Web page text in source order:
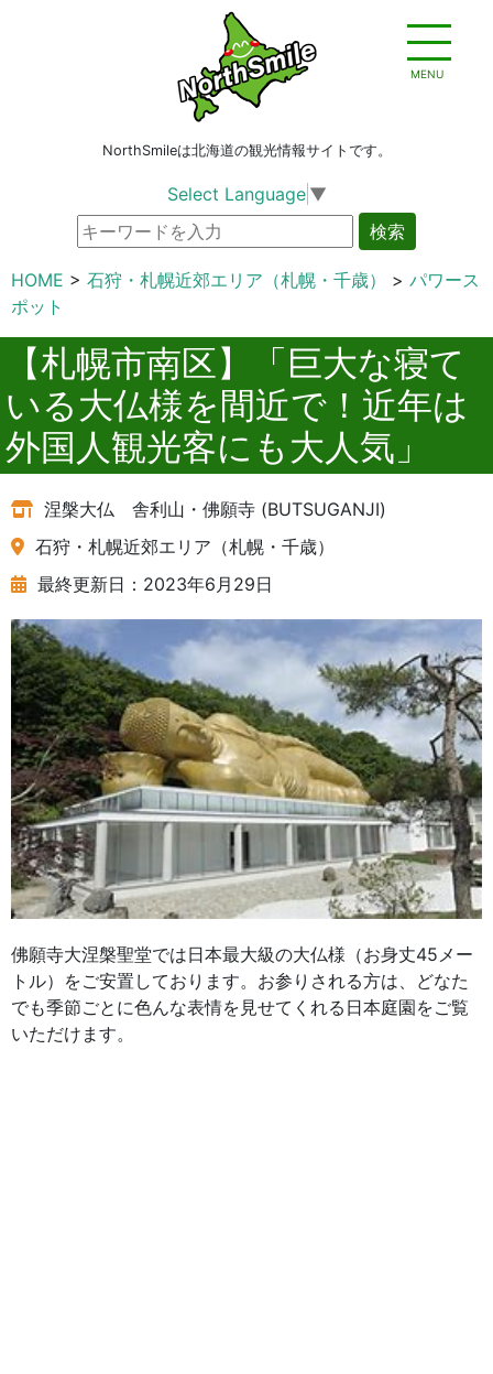
MENU
NorthSmileは北海道の観光情報サイトです。
Select Language ▼
検索
HOME 石狩・札幌近郊エリア（札幌・千歳）
パワース
ポット
【札幌市南区】「巨大な寝て
いる大仏様を間近で！近年は
外国人観光客にも大人気」
涅槃大仏 舎利山・佛願寺 (BUTSUGANJI)
石狩・札幌近郊エリア（札幌・千歳）
最終更新日：2023年6月29日
佛願寺大涅槃聖堂では日本最大級の大仏様（お身丈45メー
トル）をご安置しております。お参りされる方は、どなた
でも季節ごとに色んな表情を見せてくれる日本庭園をご覧
いただけます。